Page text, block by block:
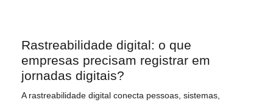
Rastreabilidade digital: o que
empresas precisam registrar em
jornadas digitais?
A rastreabilidade digital conecta pessoas, sistemas,